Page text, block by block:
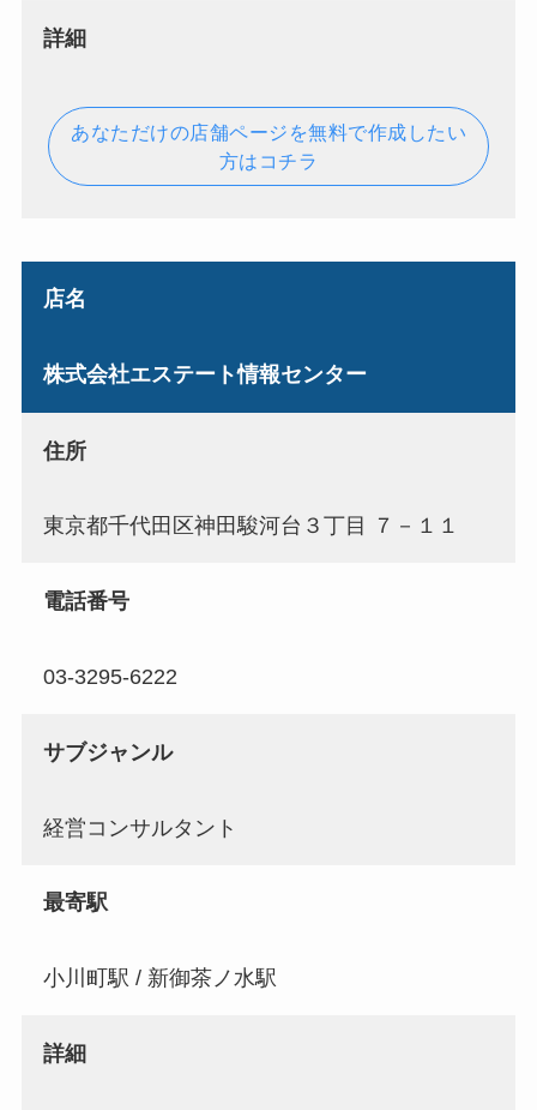
詳細
あなただけの店舗ページを無料で作成したい
方はコチラ
店名
株式会社エステート情報センター
住所
東京都千代田区神田駿河台３丁目 ７－１１
電話番号
03-3295-6222
サブジャンル
経営コンサルタント
最寄駅
小川町駅 / 新御茶ノ水駅
詳細